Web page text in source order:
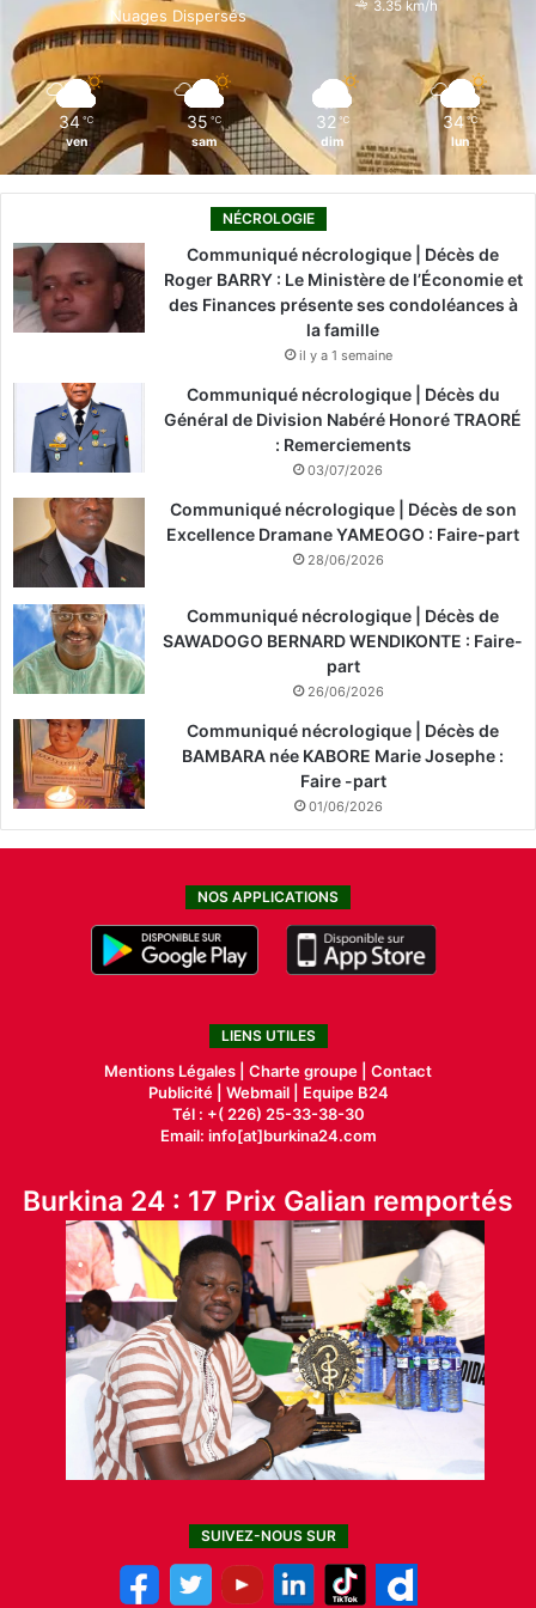
k
n
Nuages Dispersés
3.35 km/h
34 ℃
ven
35 ℃
sam
32 ℃
dim
34 ℃
lun
NÉCROLOGIE
Communiqué nécrologique | Décès de
Roger BARRY : Le Ministère de l’Économie et
des Finances présente ses condoléances à
la famille
il y a 1 semaine
Communiqué nécrologique | Décès du
Général de Division Nabéré Honoré TRAORÉ
: Remerciements
03/07/2026
Communiqué nécrologique | Décès de son
Excellence Dramane YAMEOGO : Faire-part
28/06/2026
Communiqué nécrologique | Décès de
SAWADOGO BERNARD WENDIKONTE : Faire-
part
26/06/2026
Communiqué nécrologique | Décès de
BAMBARA née KABORE Marie Josephe :
Faire -part
01/06/2026
NOS APPLICATIONS
LIENS UTILES
Mentions Légales | Charte groupe | Contact
Publicité| Webmail |
Equipe B24
Tél : +( 226) 25-33-38-30
Email: info[at]burkina24.com
Burkina 24 : 17 Prix Galian remportés
SUIVEZ-NOUS SUR